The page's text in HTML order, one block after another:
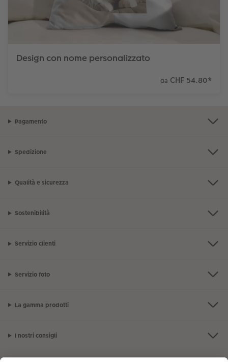
Design con nome personalizzato
da CHF 54.80*
Pagamento
Spedizione
Qualità e sicurezza
Sostenibilità
Servizio clienti
Servizio foto
La gamma prodotti
I nostri consigli